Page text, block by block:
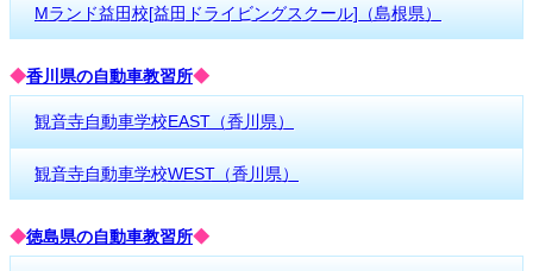
Mランド益田校[益田ドライビングスクール]（島根県）
◆香川県の自動車教習所◆
観音寺自動車学校EAST（香川県）
観音寺自動車学校WEST（香川県）
◆徳島県の自動車教習所◆